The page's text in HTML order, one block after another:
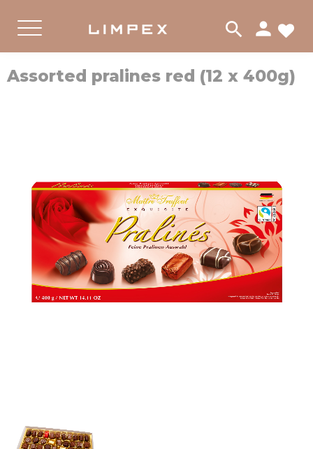
search person
PRODUKTER CHOKLAD
Assorted pralines red (12 x 400g)